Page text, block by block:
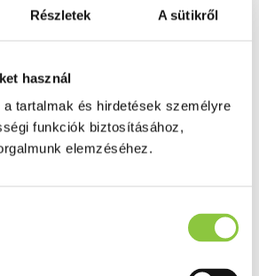
Részletek A sütikről
használ
tartalmak és hirdetések személyre
funkciók biztosításához,
elemzéséhez.
illetve halványsárga színű vizes oldat.
gyulladásban, valamint vasomotoros és